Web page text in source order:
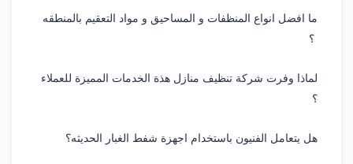
ما افضل انواع المنظفات و المساحيق و مواد التعقيم بالمنطقه
؟
لماذا وفرت شركة تنظيف منازل هذة الخدمات المميزة للعملاء
؟
هل يتعامل الفنيون باستخدام اجهزة شفط الغبار الحديثه؟